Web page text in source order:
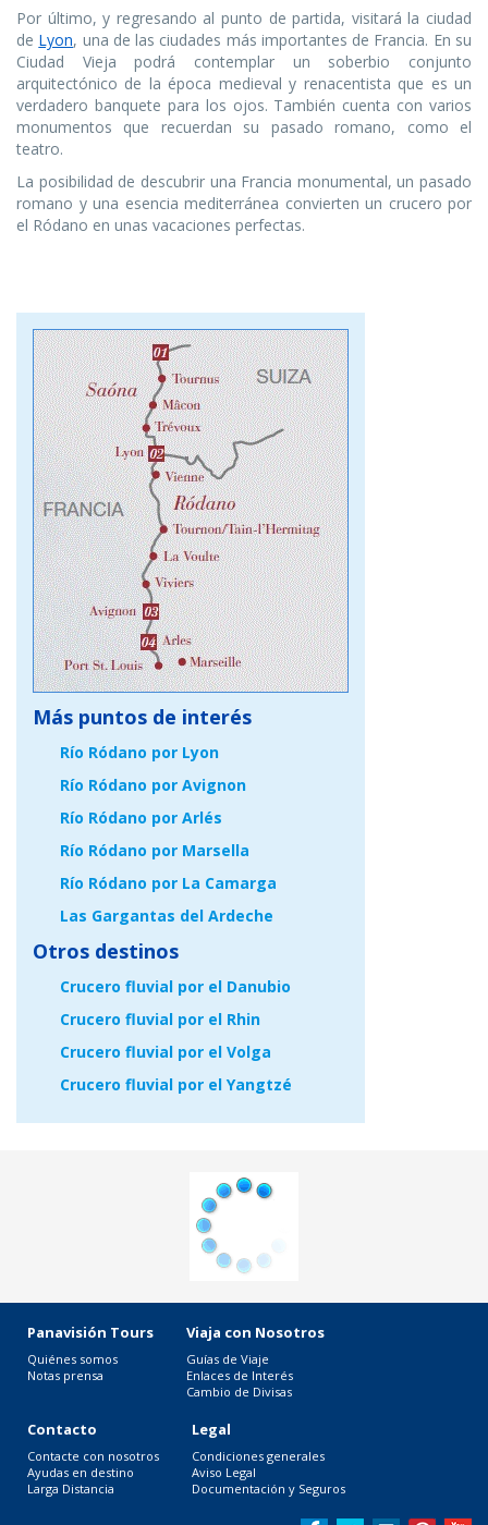
Por último, y regresando al punto de partida, visitará la ciudad
de Lyon, una de las ciudades más importantes de Francia. En su
Ciudad Vieja podrá contemplar un soberbio conjunto
arquitectónico de la época medieval y renacentista que es un
verdadero banquete para los ojos. También cuenta con varios
monumentos que recuerdan su pasado romano, como el
teatro.
La posibilidad de descubrir una Francia monumental, un pasado
romano y una esencia mediterránea convierten un crucero por
el Ródano en unas vacaciones perfectas.
Más puntos de interés
Río Ródano por Lyon
Río Ródano por Avignon
Río Ródano por Arlés
Río Ródano por Marsella
Río Ródano por La Camarga
Las Gargantas del Ardeche
Otros destinos
Crucero fluvial por el Danubio
Crucero fluvial por el Rhin
Crucero fluvial por el Volga
Crucero fluvial por el Yangtzé
Panavisión Tours
Quiénes somos
Notas prensa
Viaja con Nosotros
Guías de Viaje
Enlaces de Interés
Cambio de Divisas
Contacto
Contacte con nosotros
Ayudas en destino
Larga Distancia
Legal
Condiciones generales
Aviso Legal
Documentación y Seguros